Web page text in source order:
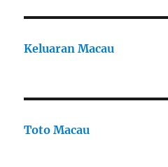
Keluaran Macau
Toto Macau